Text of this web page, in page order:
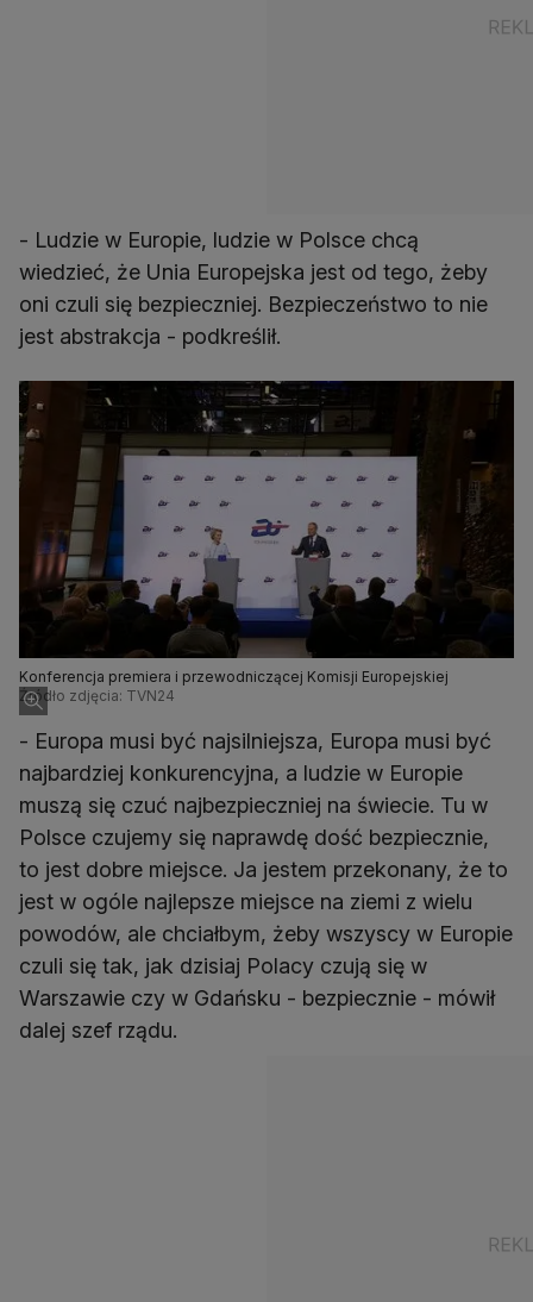
- Ludzie w Europie, ludzie w Polsce chcą
wiedzieć, że Unia Europejska jest od tego, żeby
oni czuli się bezpieczniej. Bezpieczeństwo to nie
jest abstrakcja - podkreślił.
Konferencja premiera i przewodniczącej Komisji Europejskiej
Źródło zdjęcia: TVN24
- Europa musi być najsilniejsza, Europa musi być
najbardziej konkurencyjna, a ludzie w Europie
muszą się czuć najbezpieczniej na świecie. Tu w
Polsce czujemy się naprawdę dość bezpiecznie,
to jest dobre miejsce. Ja jestem przekonany, że to
jest w ogóle najlepsze miejsce na ziemi z wielu
powodów, ale chciałbym, żeby wszyscy w Europie
czuli się tak, jak dzisiaj Polacy czują się w
Warszawie czy w Gdańsku - bezpiecznie - mówił
dalej szef rządu.